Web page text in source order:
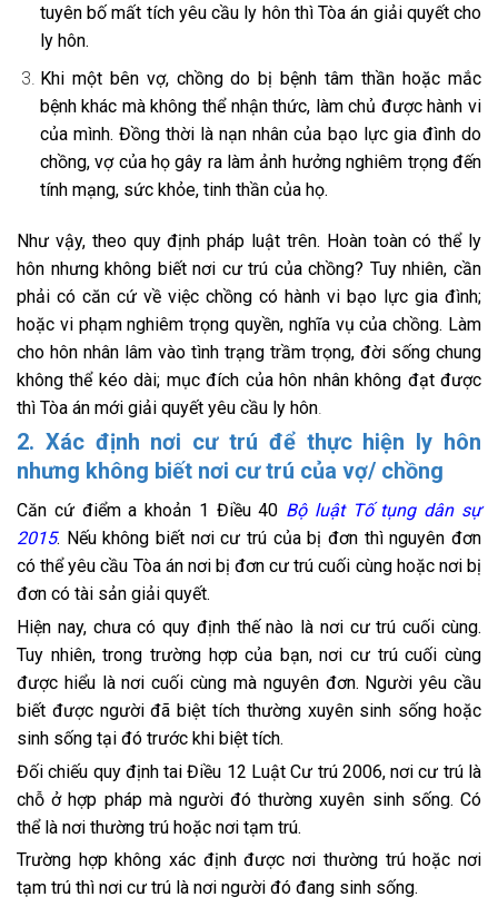
tuyên bố mất tích yêu cầu ly hôn thì Tòa án giải quyết cho
ly hôn.
Khi một bên vợ, chồng do bị bệnh tâm thần hoặc mắc
bệnh khác mà không thể nhận thức, làm chủ được hành vi
của mình. Đồng thời là nạn nhân của bạo lực gia đình do
chồng, vợ của họ gây ra làm ảnh hưởng nghiêm trọng đến
tính mạng, sức khỏe, tinh thần của họ.
Như vậy, theo quy định pháp luật trên. Hoàn toàn có thể ly
hôn nhưng không biết nơi cư trú của chồng? Tuy nhiên, cần
phải có căn cứ về việc chồng có hành vi bạo lực gia đình;
hoặc vi phạm nghiêm trọng quyền, nghĩa vụ của chồng. Làm
cho hôn nhân lâm vào tình trạng trầm trọng, đời sống chung
không thể kéo dài; mục đích của hôn nhân không đạt được
thì Tòa án mới giải quyết yêu cầu ly hôn.
2. Xác định nơi cư trú để thực hiện ly hôn
nhưng không biết nơi cư trú của vợ/ chồng
Căn cứ điểm a khoản 1 Điều 40 Bộ luật Tố tụng dân sự
2015. Nếu không biết nơi cư trú của bị đơn thì nguyên đơn
có thể yêu cầu Tòa án nơi bị đơn cư trú cuối cùng hoặc nơi bị
đơn có tài sản giải quyết.
Hiện nay, chưa có quy định thế nào là nơi cư trú cuối cùng.
Tuy nhiên, trong trường hợp của bạn, nơi cư trú cuối cùng
được hiểu là nơi cuối cùng mà nguyên đơn. Người yêu cầu
biết được người đã biệt tích thường xuyên sinh sống hoặc
sinh sống tại đó trước khi biệt tích.
Đối chiếu quy định tai Điều 12 Luật Cư trú 2006, nơi cư trú là
chỗ ở hợp pháp mà người đó thường xuyên sinh sống. Có
thể là nơi thường trú hoặc nơi tạm trú.
Trường hợp không xác định được nơi thường trú hoặc nơi
tạm trú thì nơi cư trú là nơi người đó đang sinh sống.